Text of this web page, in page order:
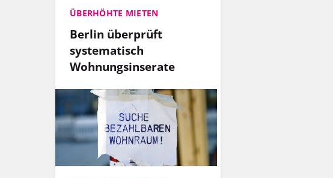
ÜBERHÖHTE MIETEN
Berlin überprüft
systematisch
Wohnungsinserate